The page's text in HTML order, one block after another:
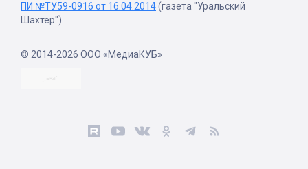
ПИ №ТУ59-0916 от 16.04.2014(газета "Уральский
Шахтер")
© 2014-2026 ООО «МедиаКУБ»